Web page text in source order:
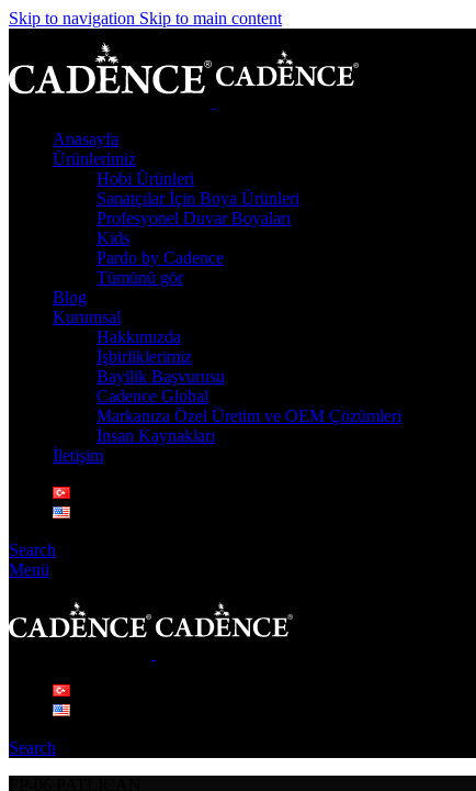
Skip to navigation Skip to main content
Anasayfa
Ürünlerimiz
Hobi Ürünleri
Sanatçılar İçin Boya Ürünleri
Profesyonel Duvar Boyaları
Kids
Pardo by Cadence
Tümünü gör
Blog
Kurumsal
Hakkımızda
İşbirliklerimiz
Bayilik Başvurusu
Cadence Global
Markanıza Özel Üretim ve OEM Çözümleri
İnsan Kaynakları
İletişim
Search
Menü
Search